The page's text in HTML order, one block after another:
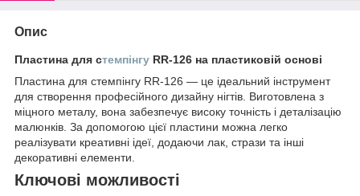
Опис
Пластина для стемпінгу RR-126 на пластиковій основі
Пластина для стемпінгу RR-126 — це ідеальний інструмент
для створення професійного дизайну нігтів. Виготовлена з
міцного металу, вона забезпечує високу точність і деталізацію
малюнків. За допомогою цієї пластини можна легко
реалізувати креативні ідеї, додаючи лак, стрази та інші
декоративні елементи.
Ключові можливості